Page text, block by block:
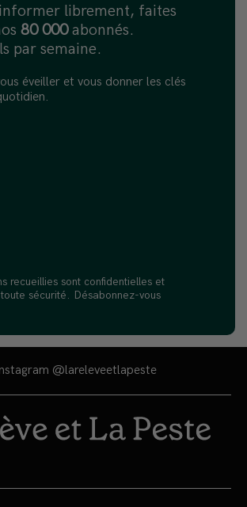
librement, faites
80 000abonnés.
par semaine.
éveiller et vous donner les clés
recueillies sont confidentielles et
sécurité. Désabonnez-vous
@lareleveetlapeste